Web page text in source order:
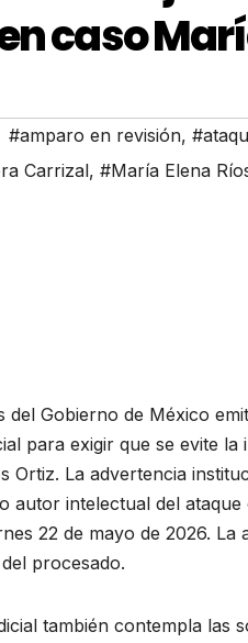
caso
#amparo en revisión,
Carrizal, #María Elena
del Gobierno de México
para exigir que se evite
Ortiz. La advertencia
autor intelectual del
22 de mayo de 2026.
procesado.
también contempla las